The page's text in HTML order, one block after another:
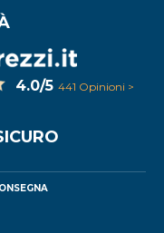
4.0/5 441 Opinioni >